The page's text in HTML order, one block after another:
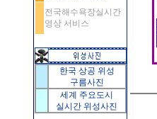
전국해수욕장실시간
영상 서비스
한국 상공 위성
구름사진
세계 주요도시
실시간 위성사진